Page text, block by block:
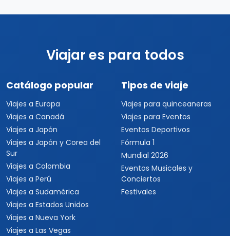
Viajar es para todos
Catálogo popular
Viajes a Europa
Viajes a Canadá
Viajes a Japón
Viajes a Japón y Corea del
Sur
Viajes a Colombia
Viajes a Perú
Viajes a Sudamérica
Viajes a Estados Unidos
Viajes a Nueva York
Viajes a Las Vegas
Tipos de viaje
Viajes para quinceaneras
Viajes para Eventos
Eventos Deportivos
Fórmula 1
Mundial 2026
Eventos Musicales y
Conciertos
Festivales